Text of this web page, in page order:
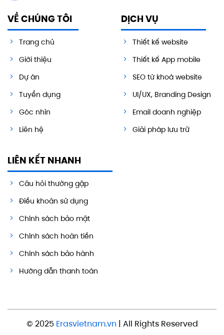
VỀ CHÚNG TÔI
Trang chủ
Giới thiệu
Dự án
Tuyển dụng
Góc nhìn
Liên hệ
DỊCH VỤ
Thiết kế website
Thiết kế App mobile
SEO từ khoá website
UI/UX, Branding Design
Email doanh nghiệp
Giải pháp lưu trữ
LIÊN KẾT NHANH
Câu hỏi thường gặp
Điều khoản sử dụng
Chính sách bảo mật
Chính sách hoàn tiền
Chính sách bảo hành
Hướng dẫn thanh toán
© 2025 Erasvietnam.vn| All Rights Reserved